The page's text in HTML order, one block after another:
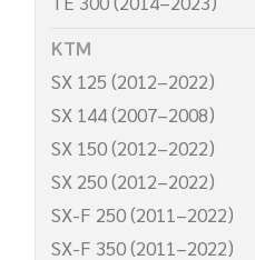
KTM
SX 125 (2012–2022)
SX 144 (2007–2008)
SX 150 (2012–2022)
SX 250 (2012–2022)
SX-F 250 (2011–2022)
SX-F 350 (2011–2022)